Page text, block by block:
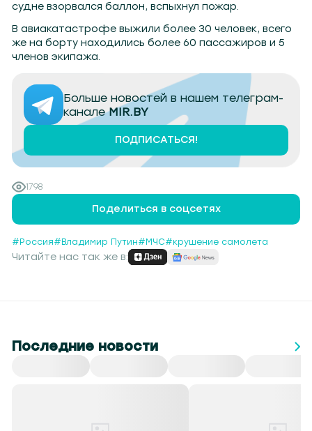
судне взорвался баллон, вспыхнул пожар.
В авиакатастрофе выжили более 30 человек, всего
же на борту находились более 60 пассажиров и 5
членов экипажа.
Больше новостей в нашем телеграм-
каналеMIR.BY
ПОДПИСАТЬСЯ!
1798
Поделиться в соцсетях
#Россия#Владимир Путин#МЧС#крушение самолета
Читайте нас так же в:
Последние новости